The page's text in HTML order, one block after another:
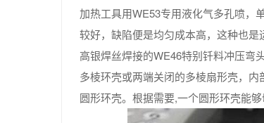
加热工具用WE53专用液化气多孔喷，
较好，缺陷便是均匀成本高，这种也
高银焊丝焊接的WE46特别钎料冲压弯
多棱环壳或两端关闭的多棱扇形壳，
圆形环壳。根据需要,一个圆形环壳能